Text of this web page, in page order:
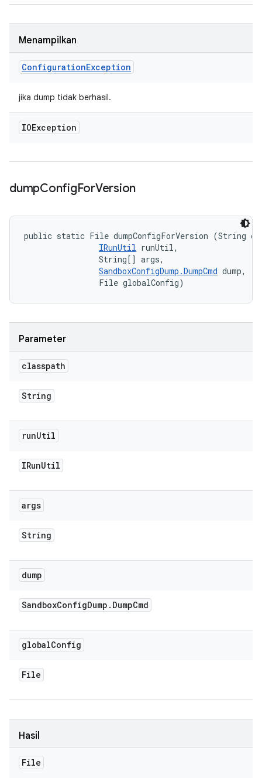
Menampilkan
ConfigurationException
jika dump tidak berhasil.
IOException
dumpConfigForVersion
public static File dumpConfigForVersion (String
IRunUtil runUtil,
                String[] args,
SandboxConfigDump.DumpCmd dump,
                File globalConfig)
Parameter
classpath
String
runUtil
IRunUtil
args
String
dump
SandboxConfigDump . DumpCmd
globalConfig
File
Hasil
File